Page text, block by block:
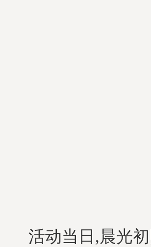
活动当日,晨光